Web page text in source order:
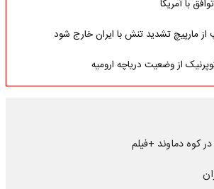
با آمریکا
از مارپیچ تشدید تنش با ایران خارج شود
از وضعیت دریاچه ارومیه
کوه دماوند +فیلم